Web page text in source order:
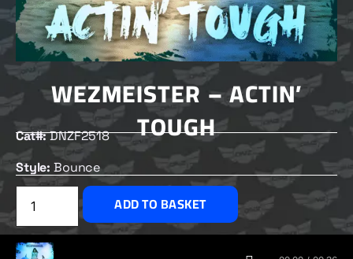
WEZMEISTER – ACTIN’
TOUGH
Cat#:DNZF2518
Style: Bounce
£2.50
ADD TO BASKET